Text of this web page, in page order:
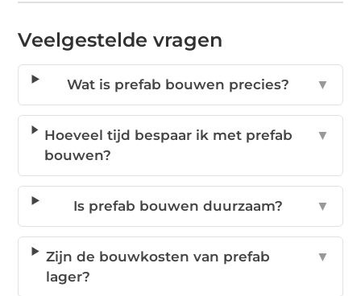
Veelgestelde vragen
Wat is prefab bouwen precies? ▼
Hoeveel tijd bespaar ik met prefab
bouwen?
▼
Is prefab bouwen duurzaam? ▼
Zijn de bouwkosten van prefab
lager?
▼